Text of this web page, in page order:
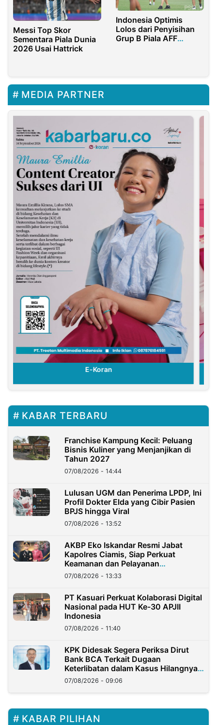
Messi Top Skor
Sementara Piala Dunia
2026 Usai Hattrick
Indonesia Optimis
Lolos dari Penyisihan
Grup B Piala AFF
MEDIA PARTNER
E-Koran
KABAR TERBARU
Franchise Kampung Kecil: Peluang
Bisnis Kuliner yang Menjanjikan di
Tahun 2027
07/08/2026 - 14:44
Lulusan UGM dan Penerima LPDP, Ini
Profil Dokter Elda yang Cibir Pasien
BPJS hingga Viral
07/08/2026 - 13:52
AKBP Eko Iskandar Resmi Jabat
Kapolres Ciamis, Siap Perkuat
Keamanan dan Pelayanan
Masyarakat
07/08/2026 - 13:33
PT Kasuari Perkuat Kolaborasi Digital
Nasional pada HUT Ke-30 APJII
Indonesia
07/08/2026 - 11:40
KPK Didesak Segera Periksa Dirut
Bank BCA Terkait Dugaan
Keterlibatan dalam Kasus Hilangnya
Dana Nasabah Rp2,58 Miliar
07/08/2026 - 09:06
KABAR PILIHAN